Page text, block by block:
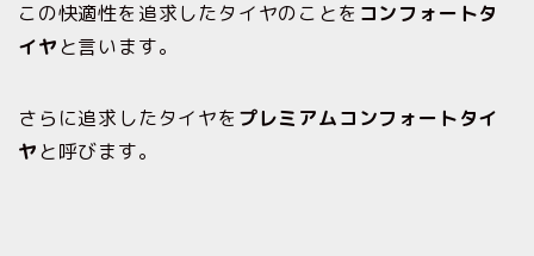
この快適性を追求したタイヤのことを コンフォートタ
イヤと言います。
さらに追求したタイヤを プレミアムコンフォートタイ
ヤと呼びます。